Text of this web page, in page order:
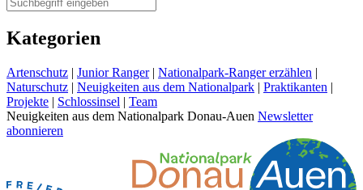
Kategorien
Artenschutz | Junior Ranger | Nationalpark-Ranger erzählen |
Naturschutz | Neuigkeiten aus dem Nationalpark | Praktikanten |
Projekte | Schlossinsel | Team
Neuigkeiten aus dem Nationalpark Donau-Auen Newsletter
abonnieren